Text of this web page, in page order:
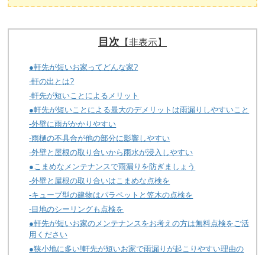
目次 【非表示】
●軒先が短いお家ってどんな家?
-軒の出とは?
-軒先が短いことによるメリット
●軒先が短いことによる最大のデメリットは雨漏りしやすいこと
-外壁に雨がかかりやすい
-雨樋の不具合が他の部分に影響しやすい
-外壁と屋根の取り合いから雨水が浸入しやすい
●こまめなメンテナンスで雨漏りを防ぎましょう
-外壁と屋根の取り合いはこまめな点検を
-キューブ型の建物はパラペットと笠木の点検を
-目地のシーリングも点検を
●軒先が短いお家のメンテナンスをお考えの方は無料点検をご活
用ください
●狭小地に多い!軒先が短いお家で雨漏りが起こりやすい理由の